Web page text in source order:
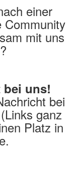
einer
Community
mit uns
bei uns!
bei
ganz
Platz in